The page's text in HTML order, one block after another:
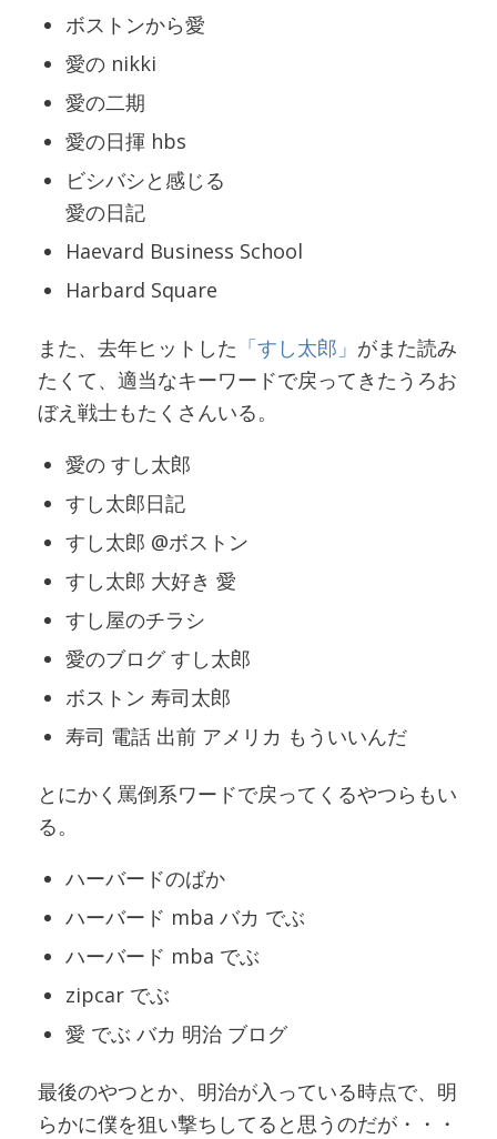
ボストンから愛
愛の nikki
愛の二期
愛の日揮 hbs
ビシバシと感じる
愛の日記
Haevard Business School
Harbard Square
また、去年ヒットした 「すし太郎」 がまた読み
たくて、適当なキーワードで戻ってきたうろお
ぼえ戦士もたくさんいる。
愛の すし太郎
すし太郎日記
すし太郎 @ボストン
すし太郎 大好き 愛
すし屋のチラシ
愛のブログ すし太郎
ボストン 寿司太郎
寿司 電話 出前 アメリカ もういいんだ
とにかく罵倒系ワードで戻ってくるやつらもい
る。
ハーバードのばか
ハーバード mba バカ でぶ
ハーバード mba でぶ
zipcar でぶ
愛 でぶ バカ 明治 ブログ
最後のやつとか、明治が入っている時点で、明
らかに僕を狙い撃ちしてると思うのだが・・・